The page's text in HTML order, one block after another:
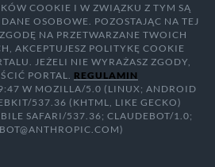
COOKIE I W ZWIĄZKU Z TYM SĄ
OSOBOWE. POZOSTAJĄC NA TEJ
NA PRZETWARZANE TWOICH
AKCEPTUJESZ POLITYKĘ COOKIE
JEŻELI NIE WYRAŻASZ ZGODY,
PORTAL. REGULAMIN
W MOZILLA/5.0 (LINUX; ANDROID
537.36 (KHTML, LIKE GECKO)
SAFARI/537.36; CLAUDEBOT/1.0;